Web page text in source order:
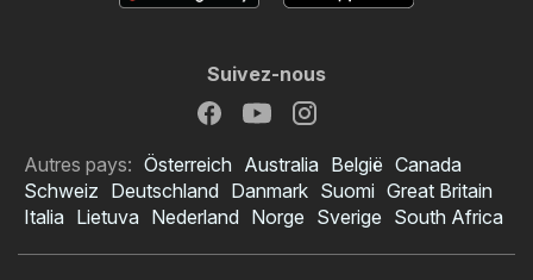
Suivez-nous
Autres pays: Österreich Australia België Canada
Schweiz Deutschland Danmark Suomi Great Britain
Italia Lietuva Nederland Norge Sverige South Africa